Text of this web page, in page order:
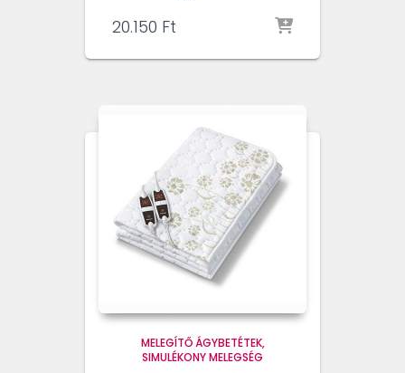
20.150 Ft
MELEGÍTŐ ÁGYBETÉTEK
SIMULÉKONY MELEGSÉG